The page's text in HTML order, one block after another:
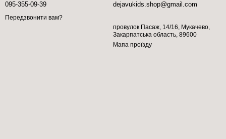
095-355-09-39
Передзвонити вам?
dejavukids.shop@gmail.com
провулок Пасаж, 14/16, Мукачево,
Закарпатська область, 89600
Мапа проїзду